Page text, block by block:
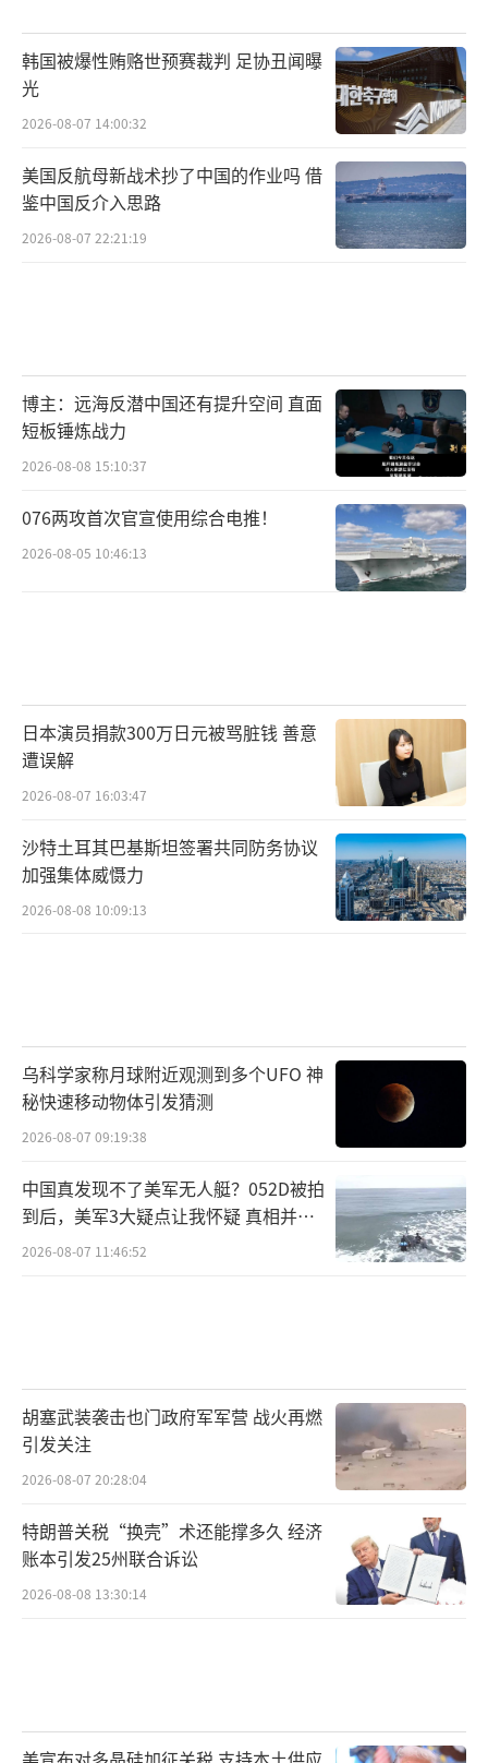
韩国被爆性贿赂世预赛裁判 足协丑闻曝
光
2026-08-07 14:00:32
美国反航母新战术抄了中国的作业吗 借
鉴中国反介入思路
2026-08-07 22:21:19
博主：远海反潜中国还有提升空间 直面
短板锤炼战力
2026-08-08 15:10:37
076两攻首次官宣使用综合电推！
2026-08-05 10:46:13
日本演员捐款300万日元被骂脏钱 善意
遭误解
2026-08-07 16:03:47
沙特土耳其巴基斯坦签署共同防务协议
加强集体威慑力
2026-08-08 10:09:13
乌科学家称月球附近观测到多个UFO 神
秘快速移动物体引发猜测
2026-08-07 09:19:38
中国真发现不了美军无人艇？052D被拍
到后，美军3大疑点让我怀疑 真相并非
如此
2026-08-07 11:46:52
胡塞武装袭击也门政府军军营 战火再燃
引发关注
2026-08-07 20:28:04
特朗普关税“换壳”术还能撑多久 经济
账本引发25州联合诉讼
2026-08-08 13:30:14